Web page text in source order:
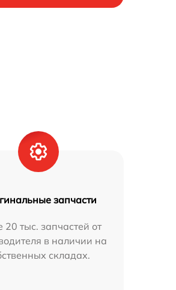
запчасти
20 тыс. запчастей от
в наличии на
складах.